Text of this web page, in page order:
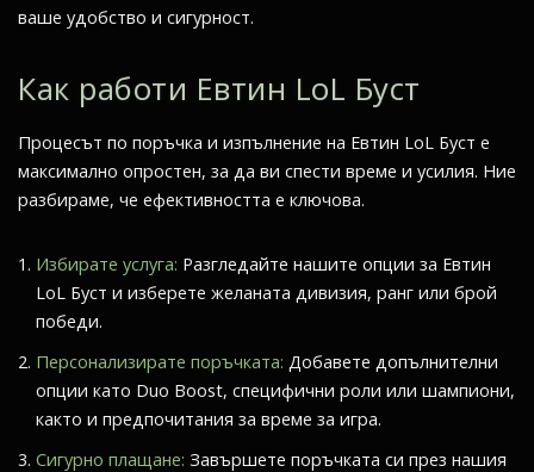
ваше удобство и сигурност.
Как работи Евтин LoL Буст
Процесът по поръчка и изпълнение на Евтин LoL Буст е
максимално опростен, за да ви спести време и усилия. Ние
разбираме, че ефективността е ключова.
Избирате услуга: Разгледайте нашите опции за Евтин
LoL Буст и изберете желаната дивизия, ранг или брой
победи.
Персонализирате поръчката: Добавете допълнителни
опции като Duo Boost, специфични роли или шампиони,
както и предпочитания за време за игра.
Сигурно плащане: Завършете поръчката си през нашия